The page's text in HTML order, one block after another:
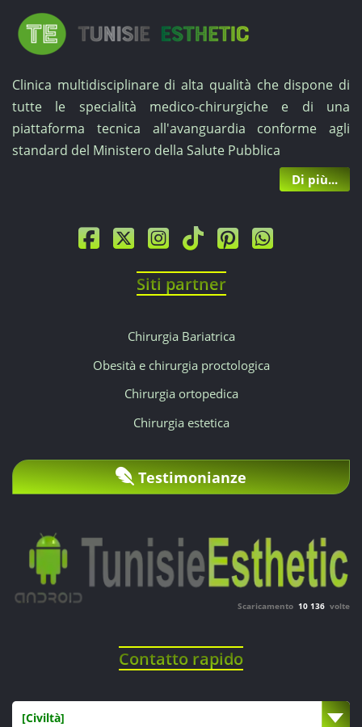
Clinica multidisciplinare di alta qualità che dispone di
tutte le specialità medico-chirurgiche e di una
piattaforma tecnica all'avanguardia conforme agli
standard del Ministero della Salute Pubblica
Di più...
Siti partner
Chirurgia Bariatrica
Obesità e chirurgia proctologica
Chirurgia ortopedica
Chirurgia estetica
Testimonianze
Scaricamento 10 136 volte
Contatto rapido
[Civiltà]